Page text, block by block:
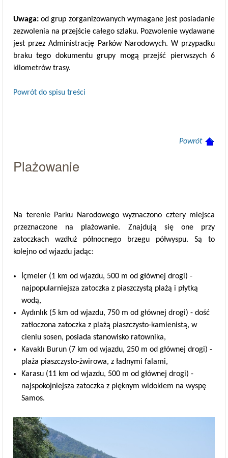
Uwaga: od grup zorganizowanych wymagane jest posiadanie
zezwolenia na przejście całego szlaku. Pozwolenie wydawane
jest przez Administrację Parków Narodowych. W przypadku
braku tego dokumentu grupy mogą przejść pierwszych 6
kilometrów trasy.
Powrót do spisu treści
Powrót
Plażowanie
Na terenie Parku Narodowego wyznaczono cztery miejsca
przeznaczone na plażowanie. Znajdują się one przy
zatoczkach wzdłuż północnego brzegu półwyspu. Są to
kolejno od wjazdu jadąc:
İçmeler (1 km od wjazdu, 500 m od głównej drogi) -
najpopularniejsza zatoczka z piaszczystą plażą i płytką
wodą,
Aydınlık (5 km od wjazdu, 750 m od głównej drogi) - dość
zatłoczona zatoczka z plażą piaszczysto-kamienistą, w
cieniu sosen, posiada stanowisko ratownika,
Kavaklı Burun (7 km od wjazdu, 250 m od głównej drogi) -
plaża piaszczysto-żwirowa, z ładnymi falami,
Karasu (11 km od wjazdu, 500 m od głównej drogi) -
najspokojniejsza zatoczka z pięknym widokiem na wyspę
Samos.